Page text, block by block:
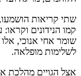
שתי קריאות
קמו הנידונים וקראו:
שומר אחי אנוכי,
לשלימות מופלאה.
אצל הגויים מהלכת